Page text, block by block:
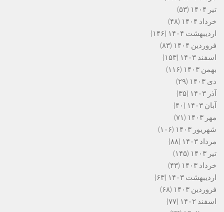
تیر ۱۴۰۴
(۵۳)
خرداد ۱۴۰۴
(۴۸)
اردیبهشت ۱۴۰۴
(۱۴۶)
فروردین ۱۴۰۴
(۸۳)
اسفند ۱۴۰۳
(۱۵۳)
بهمن ۱۴۰۳
(۱۱۶)
دی ۱۴۰۳
(۲۹)
آذر ۱۴۰۳
(۳۵)
آبان ۱۴۰۳
(۴۰)
مهر ۱۴۰۳
(۷۱)
شهریور ۱۴۰۳
(۱۰۶)
مرداد ۱۴۰۳
(۸۸)
تیر ۱۴۰۳
(۱۴۵)
خرداد ۱۴۰۳
(۴۳)
اردیبهشت ۱۴۰۳
(۶۳)
فروردین ۱۴۰۳
(۶۸)
اسفند ۱۴۰۲
(۷۷)